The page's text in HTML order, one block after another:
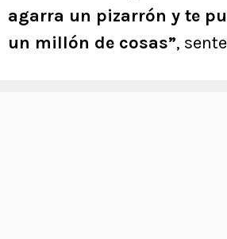
agarra un pizarrón y te
un millón de cosas”,